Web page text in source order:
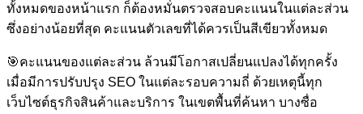
ทั้งหมดของหน้าแรก ก็ต้องหมั่นตรวจสอบคะแนนในแต่ละส่วน
ซึ่งอย่างน้อยที่สุด คะแนนตัวเลขที่ได้ควรเป็นสีเขียวทั้งหมด
🎯คะแนนของแต่ละส่วน ล้วนมีโอกาสเปลี่ยนแปลงได้ทุกครั้ง
เมื่อมีการปรับปรุง SEO ในแต่ละรอบความถี่ ด้วยเหตุนี้ทุก
เว็บไซต์ธุรกิจสินค้าและบริการ ในเขตพื้นที่ค้นหา บางซื่อ